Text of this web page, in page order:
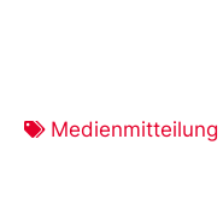
Medienmitteilung